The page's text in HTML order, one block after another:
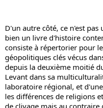
D'un autre côté, ce n'est
bien un livre d'histoire
consiste à répertorier pour
géopolitiques clés vécus
depuis la deuxième moitié
Levant dans sa
laboratoire régional, et
les différences de religions
de clivage mais au